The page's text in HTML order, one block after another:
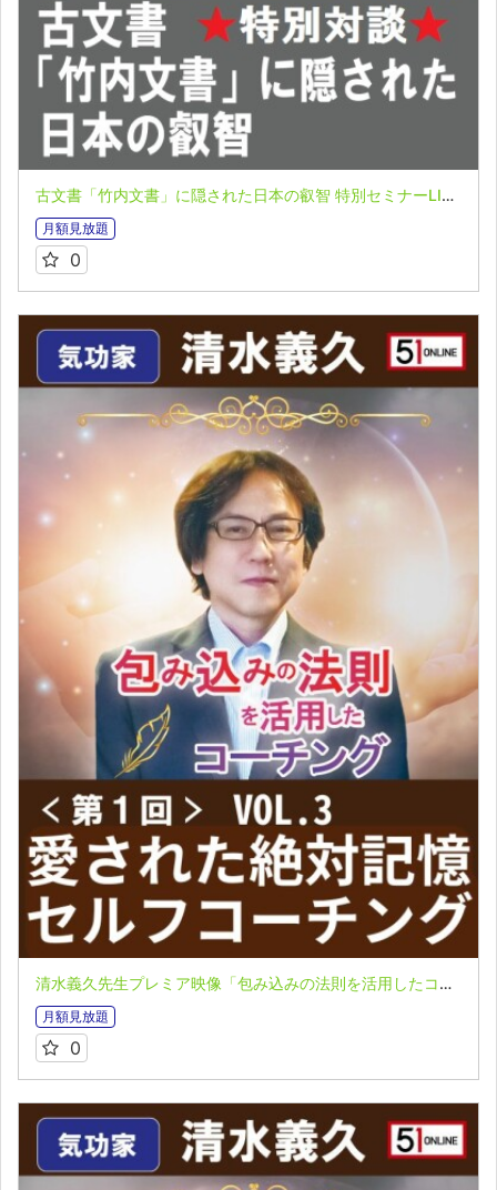
古文書「竹内文書」に隠された日本の叡智 特別セミナーLIVE配信収録映像 inVOL３ザ・身禊（MISOGI）合宿セミナーpart３～出雲の裏【青森編】～ 表博耀氏＆角岸秀伸氏
月額見放題
0
清水義久先生プレミア映像「包み込みの法則を活用したコーチング」第１回 VOL.３：愛された絶対記憶とセルフコーチング
月額見放題
0